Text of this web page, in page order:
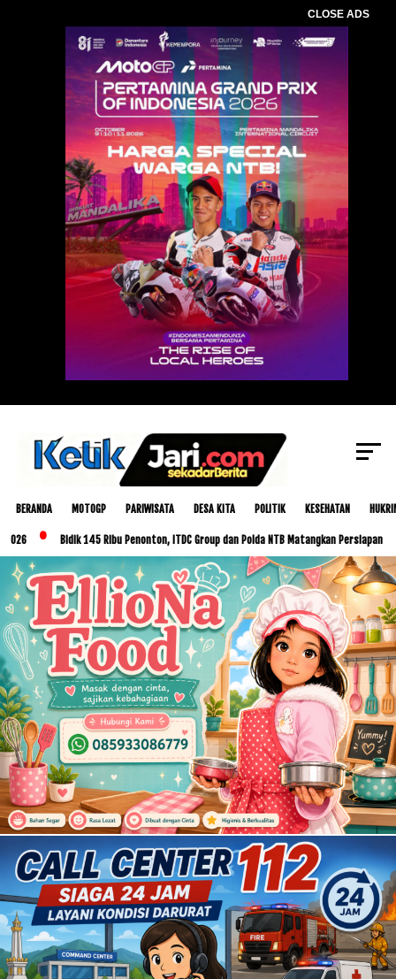
CLOSE ADS
BERANDA MOTOGP PARIWISATA DESA KITA POLITIK KESEHATAN
Bidik 145 Ribu Penonton, ITDC Group dan Polda NTB Matangkan Persiapan MotoGP
Baca Juga : Dukung Hilirisasi,Komoditas,
Sasambo Institute Latih Wirausaha Lokal di